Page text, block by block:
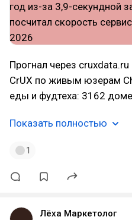
Прогнал через
CrUX по живым юзерам
еды и фудтеха: 3162
Показать полностью
1
Лёха Маркетолог